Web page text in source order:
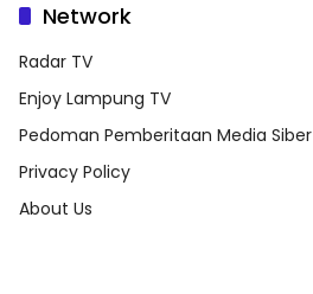
Network
Radar TV
Enjoy Lampung TV
Pedoman Pemberitaan Media Siber
Privacy Policy
About Us